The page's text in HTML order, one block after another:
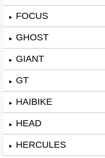
► FOCUS
► GHOST
► GIANT
► GT
► HAIBIKE
► HEAD
► HERCULES